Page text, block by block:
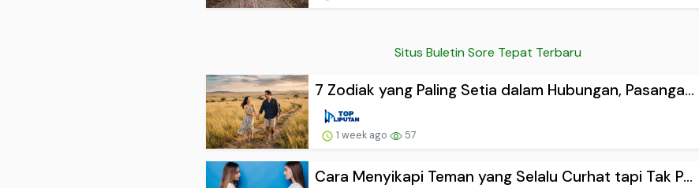
Situs Buletin Sore Tepat Terbaru
7 Zodiak yang Paling Setia dalam Hubungan, Pasanga...
1 week ago 57
Cara Menyikapi Teman yang Selalu Curhat tapi Tak P...